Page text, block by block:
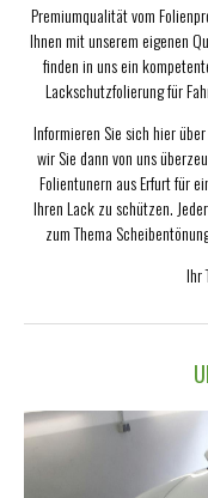
Premiumqualität vom
Ihnen mit unserem eigenen
finden in uns ein
Lackschutzfolierung für
Informieren Sie sich hier
wir Sie dann von uns
Folientunern aus Erfurt für
Ihren Lack zu schützen.
zum Thema
Ihr